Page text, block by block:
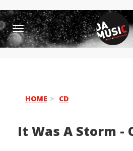
Toggle
navigation
HOME CD
It Was A Storm -